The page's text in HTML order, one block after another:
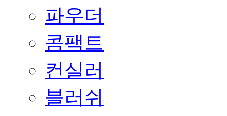
파우더
콤팩트
컨실러
블러쉬